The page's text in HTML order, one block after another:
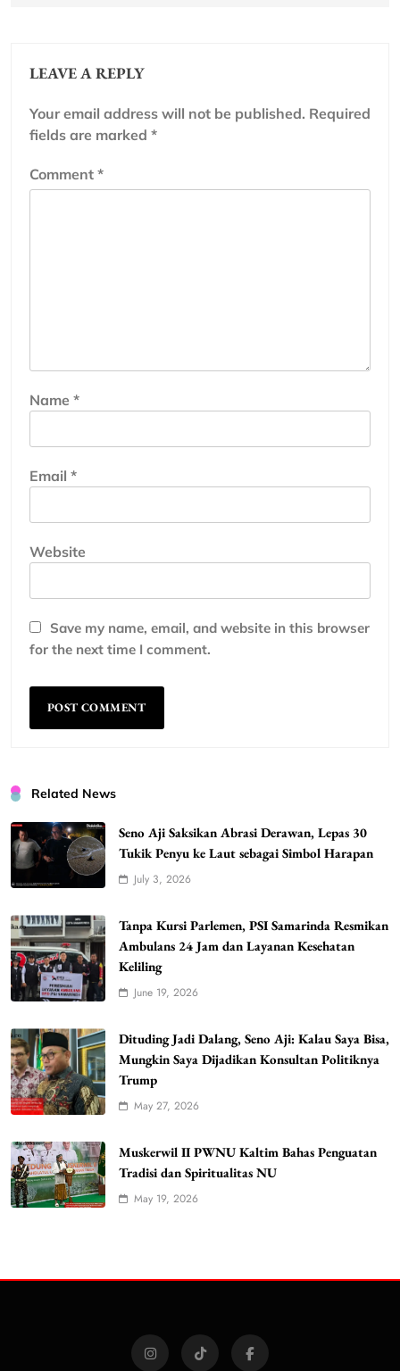
LEAVE A REPLY
Your email address will not be published. Required
fields are marked *
Comment *
Name *
Email *
Website
Save my name, email, and website in this browser
for the next time I comment.
Related News
Seno Aji Saksikan Abrasi Derawan, Lepas 30
Tukik Penyu ke Laut sebagai Simbol Harapan
July 3, 2026
Tanpa Kursi Parlemen, PSI Samarinda Resmikan
Ambulans 24 Jam dan Layanan Kesehatan
Keliling
June 19, 2026
Dituding Jadi Dalang, Seno Aji: Kalau Saya Bisa,
Mungkin Saya Dijadikan Konsultan Politiknya
Trump
May 27, 2026
Muskerwil II PWNU Kaltim Bahas Penguatan
Tradisi dan Spiritualitas NU
May 19, 2026